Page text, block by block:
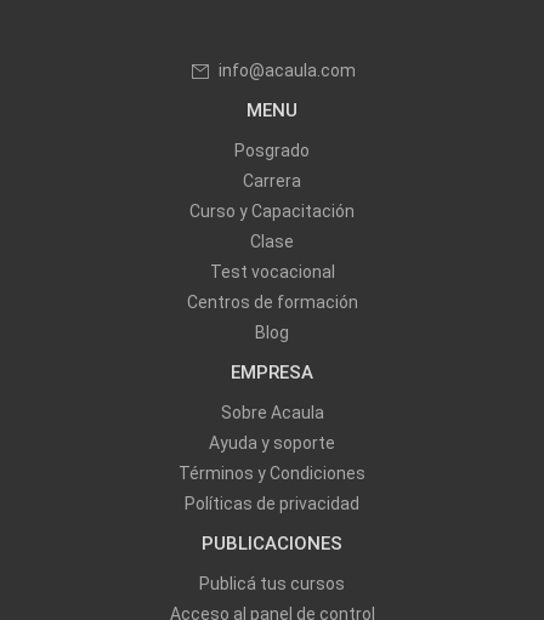
info@acaula.com
MENU
Posgrado
Carrera
Curso y Capacitación
Clase
Test vocacional
Centros de formación
Blog
EMPRESA
Sobre Acaula
Ayuda y soporte
Términos y Condiciones
Políticas de privacidad
PUBLICACIONES
Publicá tus cursos
Acceso al panel de control